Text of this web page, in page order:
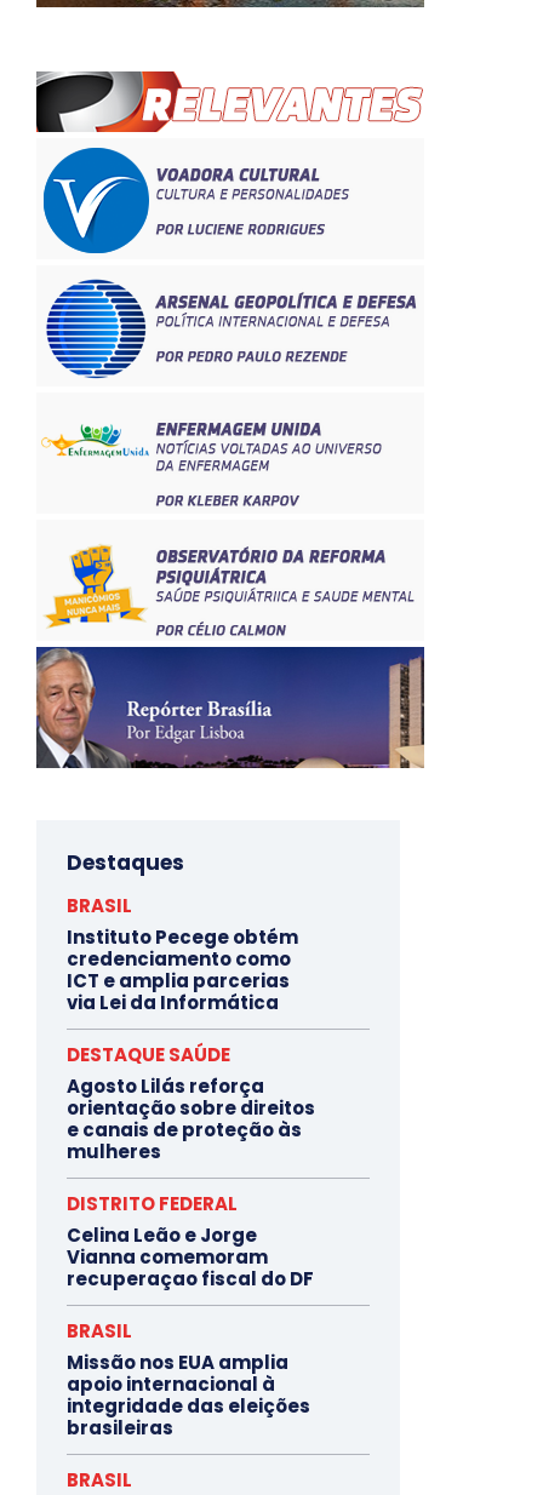
Destaques
BRASIL
Instituto Pecege obtém
credenciamento como
ICT e amplia parcerias
via Lei da Informática
DESTAQUE SAÚDE
Agosto Lilás reforça
orientação sobre direitos
e canais de proteção às
mulheres
DISTRITO FEDERAL
Celina Leão e Jorge
Vianna comemoram
recuperaçao fiscal do DF
BRASIL
Missão nos EUA amplia
apoio internacional à
integridade das eleições
brasileiras
BRASIL